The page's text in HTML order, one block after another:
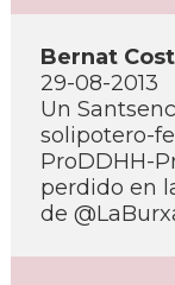
Bernat
29-08-2013
Un
solipotero-
ProDDHH-
perdido en
de